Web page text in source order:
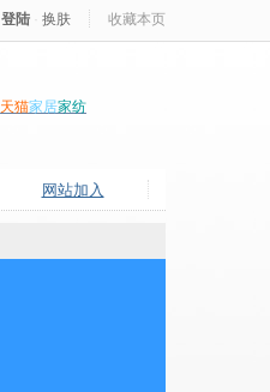
登陆 换肤 收藏本页
天猫家居家纺
网站加入